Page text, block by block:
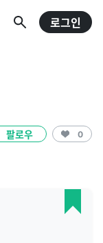
로그인
팔로우 0